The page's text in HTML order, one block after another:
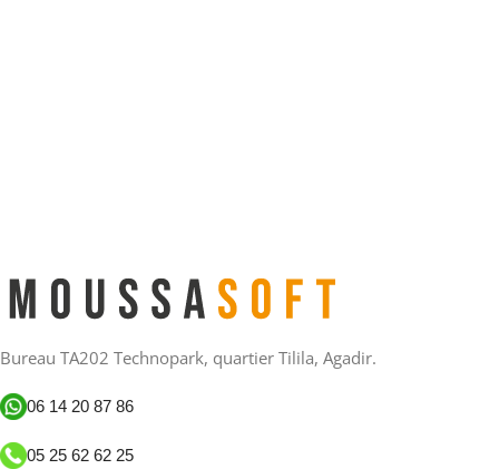
Bureau TA202 Technopark, quartier Tilila, Agadir.
06 14 20 87 86
05 25 62 62 25